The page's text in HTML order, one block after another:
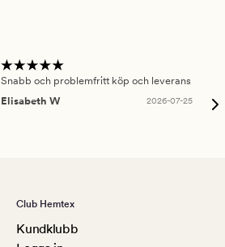
Snabb och problemfritt köp och leverans
Elisabeth W
2026-07-25
Club Hemtex
Kundklubb